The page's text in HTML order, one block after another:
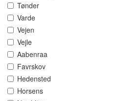
Tønder
Varde
Vejen
Vejle
Aabenraa
Favrskov
Hedensted
Horsens